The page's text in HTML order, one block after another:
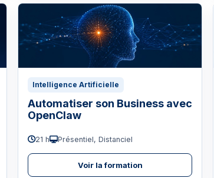
Intelligence Artificielle
Automatiser son Business avec
OpenClaw
21 h Présentiel, Distanciel
Voir la formation